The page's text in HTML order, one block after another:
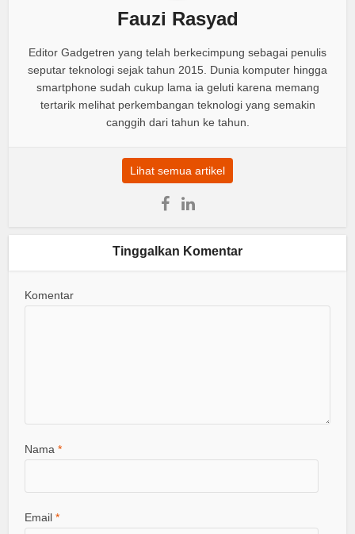
Fauzi Rasyad
Editor Gadgetren yang telah berkecimpung sebagai penulis
seputar teknologi sejak tahun 2015. Dunia komputer hingga
smartphone sudah cukup lama ia geluti karena memang
tertarik melihat perkembangan teknologi yang semakin
canggih dari tahun ke tahun.
Lihat semua artikel
Tinggalkan Komentar
Komentar
Nama*
Email*